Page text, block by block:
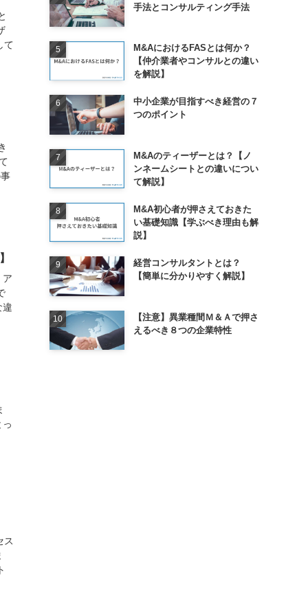
て
ア
違
ス
手法とコンサルティング手法
M&AにおけるFASとは何か？
【仲介業者やコンサルとの違い
を解説】
中小企業が目指すべき経営の７
つのポイント
M&Aのティーザーとは？【ノ
ンネームシートとの違いについ
て解説】
M&A初心者が押さえておきた
い基礎知識【学ぶべき理由も解
説】
経営コンサルタントとは？
【簡単に分かりやすく解説】
【注意】異業種間Ｍ＆Ａで押さ
えるべき８つの企業特性